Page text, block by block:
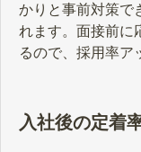
かりと事前対策で
れます。面接前に
るので、採用率ア
入社後の定着